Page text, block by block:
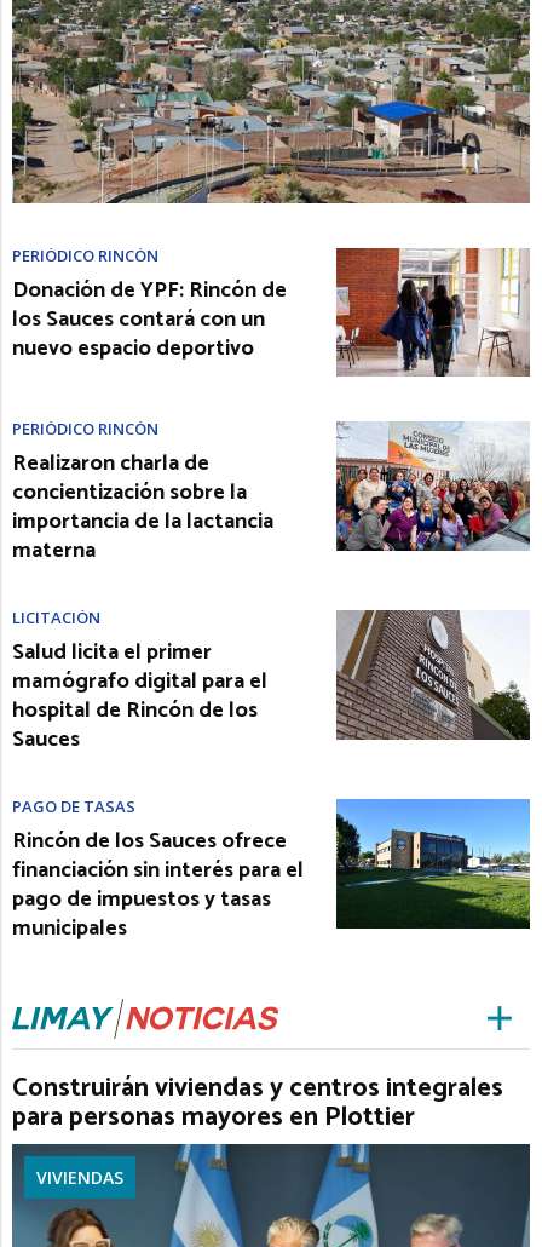
PERIÓDICO RINCÓN
Donación de YPF: Rincón de
los Sauces contará con un
nuevo espacio deportivo
PERIÓDICO RINCÓN
Realizaron charla de
concientización sobre la
importancia de la lactancia
materna
LICITACIÓN
Salud licita el primer
mamógrafo digital para el
hospital de Rincón de los
Sauces
PAGO DE TASAS
Rincón de los Sauces ofrece
financiación sin interés para el
pago de impuestos y tasas
municipales
Construirán viviendas y centros integrales
para personas mayores en Plottier
VIVIENDAS